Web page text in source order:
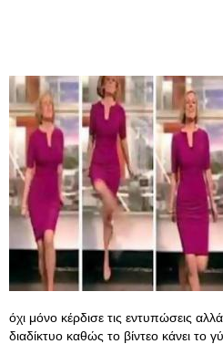
όχι μόνο κέρδισε τις εντυπώσεις
διαδίκτυο καθώς το βίντεο κάνει το